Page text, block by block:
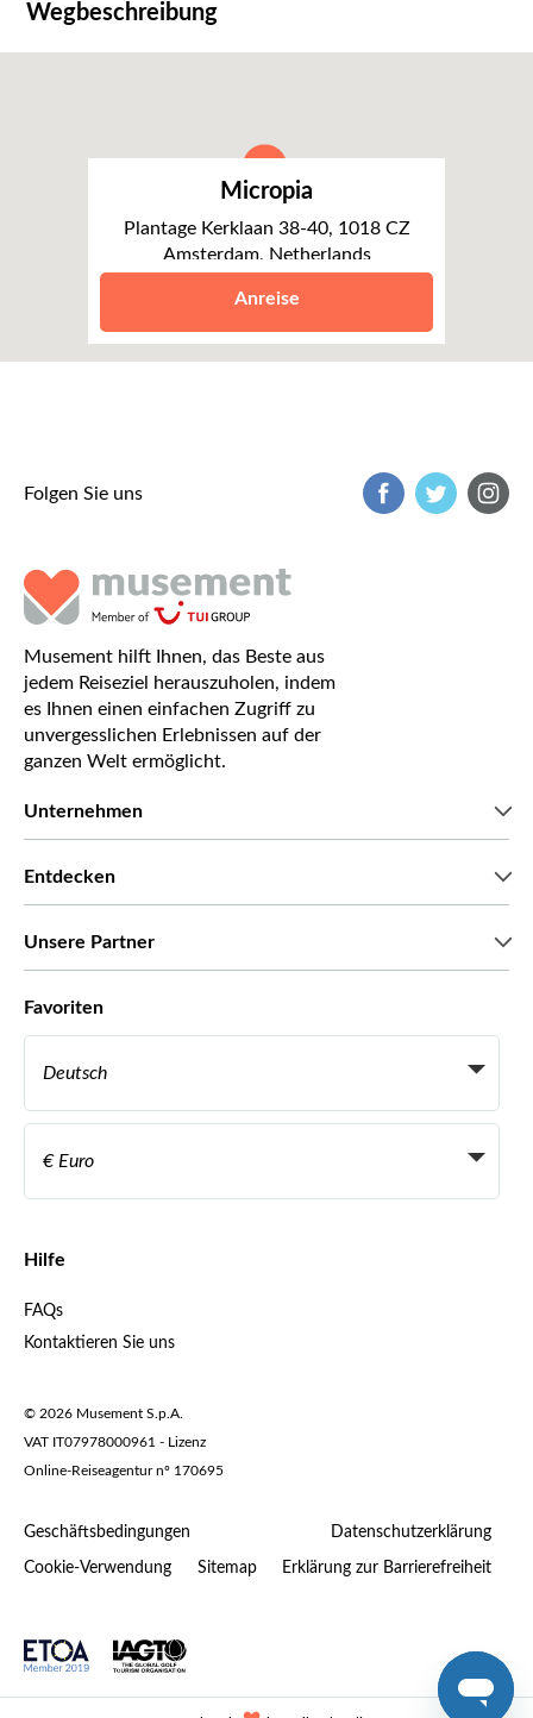
Wegbeschreibung
Micropia
Plantage Kerklaan 38-40, 1018 CZ
Amsterdam, Netherlands
Anreise
Folgen Sie uns
Musement hilft Ihnen, das Beste aus
jedem Reiseziel herauszuholen, indem
es Ihnen einen einfachen Zugriff zu
unvergesslichen Erlebnissen auf der
ganzen Welt ermöglicht.
Unternehmen
Entdecken
Unsere Partner
Werden Sie Anbieter
Become a Distribution Partner
Favoriten
Deutsch
Italiano
Français
Español
Português
Português BR
Nederlands
€ Euro
د.إ VAE-Dirham
ARS Argentinischer Peso
COL$ Kolumbianischer Peso
₡ Costa-Rica-Colón
Hilfe
FAQs
Kontaktieren Sie uns
Geschäftsbedingungen Datenschutzerklärung
Cookie-Verwendung Sitemap Erklärung zur Barrierefreiheit
© 2026 Musement S.p.A.
VAT IT07978000961 - Lizenz
Online-Reiseagentur nº 170695